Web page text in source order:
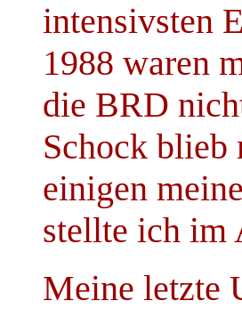
intensivsten
1988 waren
die BRD
Schock blieb
einigen
stellte ich im
Meine letzte